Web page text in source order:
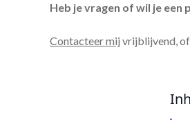
Heb je vragen of wil je
Contacteer mij vrijblijvend,